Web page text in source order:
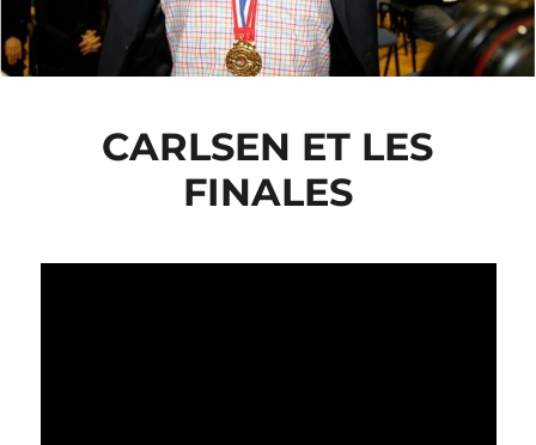
CARLSEN ET LES
FINALES